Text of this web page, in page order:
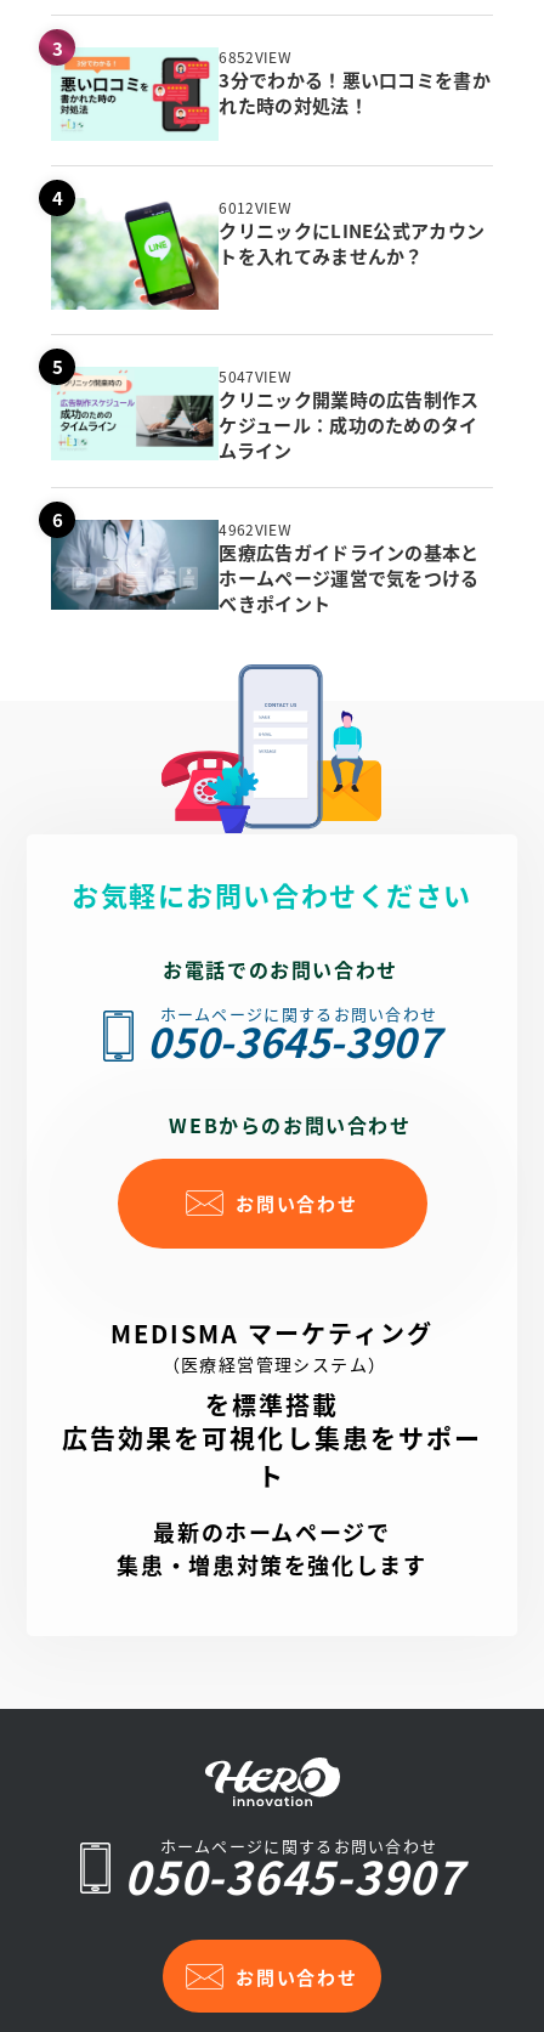
6852VIEW
3分でわかる！悪い口コミを書か
れた時の対処法！
6012VIEW
クリニックにLINE公式アカウン
トを入れてみませんか？
5047VIEW
クリニック開業時の広告制作ス
ケジュール：成功のためのタイ
ムライン
4962VIEW
医療広告ガイドラインの基本と
ホームページ運営で気をつける
べきポイント
お気軽にお問い合わせください
お電話でのお問い合わせ
ホームページに関するお問い合わせ
050-3645-3907
WEBからのお問い合わせ
お問い合わせ
MEDISMA マーケティング
（医療経営管理システム）
を標準搭載
広告効果を可視化し集患をサポー
ト
最新のホームページで
集患・増患対策を強化します
ホームページに関するお問い合わせ
050-3645-3907
お問い合わせ